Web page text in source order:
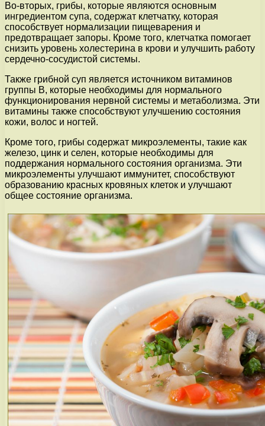
Во-вторых, грибы, которые являются основным
ингредиентом супа, содержат клетчатку, которая
способствует нормализации пищеварения и
предотвращает запоры. Кроме того, клетчатка помогает
снизить уровень холестерина в крови и улучшить работу
сердечно-сосудистой системы.
Также грибной суп является источником витаминов
группы В, которые необходимы для нормального
функционирования нервной системы и метаболизма. Эти
витамины также способствуют улучшению состояния
кожи, волос и ногтей.
Кроме того, грибы содержат микроэлементы, такие как
железо, цинк и селен, которые необходимы для
поддержания нормального состояния организма. Эти
микроэлементы улучшают иммунитет, способствуют
образованию красных кровяных клеток и улучшают
общее состояние организма.